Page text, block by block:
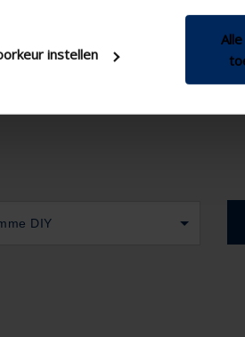
instellen
DIY